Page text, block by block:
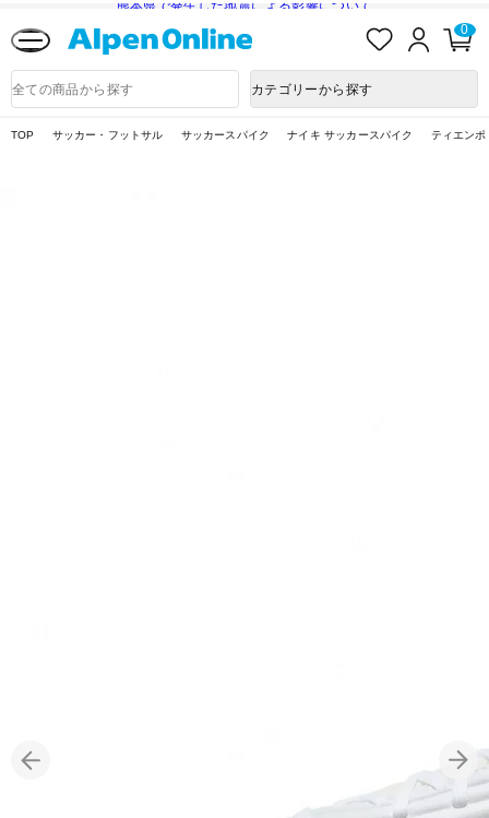
熊本県で発生した地震による影響について
入
ロ
ン
0
品
検
カテゴリーから探す
TOP サッカー・フットサル サッカースパイク ナイキ サッカースパイク ティエンポ